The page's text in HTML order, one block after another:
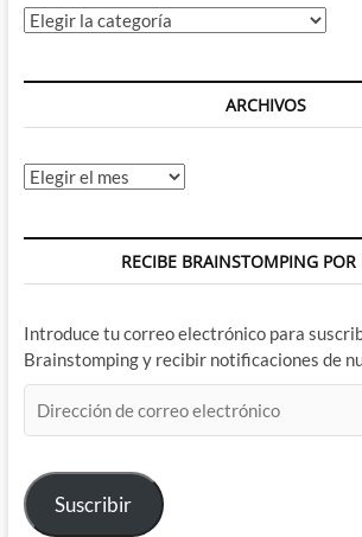
of
Shield
Reyes?
Categorías
ARCHIVOS
Archivos
RECIBE BRAINSTOMPING
Introduce tu correo electrónico para
Brainstomping y recibir notificaciones de
de
electrónico
Suscribir